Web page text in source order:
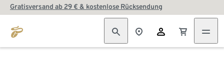
Gratisversand ab 29 € & kostenlose Rücksendung